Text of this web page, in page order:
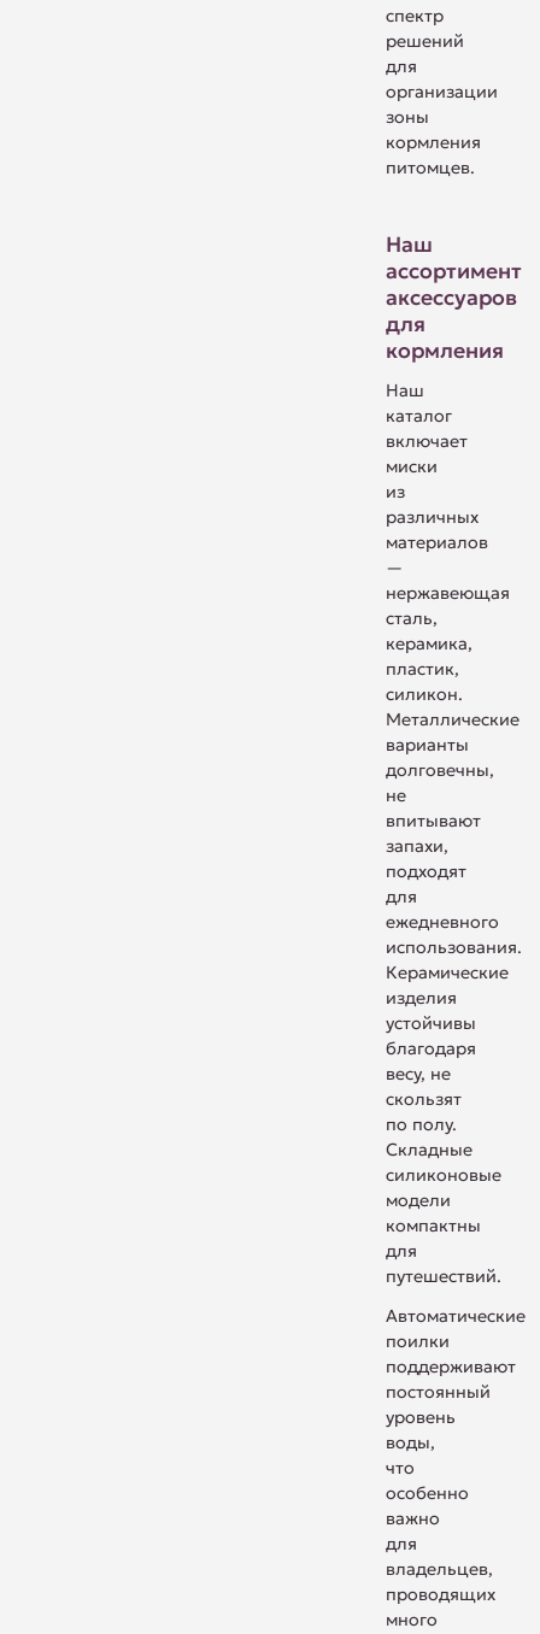
спектр
решений
для
организации
зоны
кормления
питомцев.
Наш
ассортимент
аксессуаров
для
кормления
Наш
каталог
включает
миски
из
различных
материалов
—
нержавеющая
сталь,
керамика,
пластик,
силикон.
Металлические
варианты
долговечны,
не
впитывают
запахи,
подходят
для
ежедневного
использования.
Керамические
изделия
устойчивы
благодаря
весу, не
скользят
по полу.
Складные
силиконовые
модели
компактны
для
путешествий.
Автоматические
поилки
поддерживают
постоянный
уровень
воды,
что
особенно
важно
для
владельцев,
проводящих
много